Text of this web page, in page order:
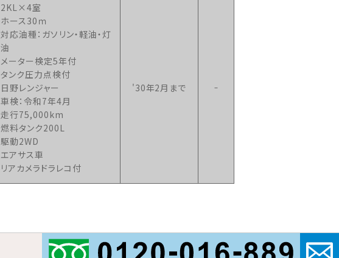
2KL×4室
ホース30ｍ
対応油種：ガソリン・軽油・灯
油
メーター検定5年付
タンク圧力点検付
日野レンジャー
車検：令和7年4月
走行75,000km
燃料タンク200L
駆動2WD
エアサス車
リアカメラドラレコ付
'30年2月まで